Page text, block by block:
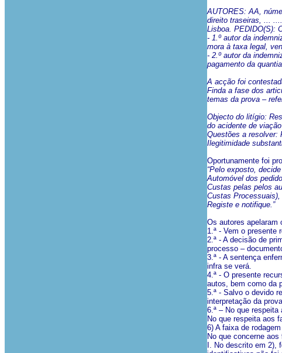
AUTORES: AA,
direito traseiras, ...
Lisboa. PEDIDO(S):
- 1.º autor da
mora à taxa legal,
- 2.º autor da
pagamento da
A acção foi
Finda a fase dos
temas da prova –
Objecto do litígio:
do acidente de
Questões a resolver:
Ilegitimidade
Oportunamente foi
“Pelo exposto,
Automóvel dos
Custas pelas pelos
Custas
Registe e notifique.”
Os autores apelaram
1.ª - Vem o presente
2.ª - A decisão de
processo –
3.ª - A sentença
infra se verá.
4.ª - O presente
autos, bem como da
5.ª - Salvo o devido
interpretação da
6.ª – No que
No que respeita aos
6) A faixa de
No que concerne
I. No descrito em 2),